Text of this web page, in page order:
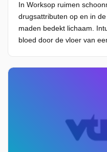
In Worksop ruimen
drugsattributen op en in
maden bedekt lichaam.
bloed door de vloer van